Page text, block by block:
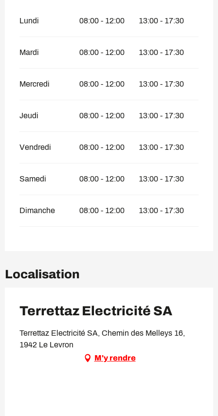
Lundi 08:00 - 12:00 13:00 - 17:30
Mardi 08:00 - 12:00 13:00 - 17:30
Mercredi 08:00 - 12:00 13:00 - 17:30
Jeudi 08:00 - 12:00 13:00 - 17:30
Vendredi 08:00 - 12:00 13:00 - 17:30
Samedi 08:00 - 12:00 13:00 - 17:30
Dimanche 08:00 - 12:00 13:00 - 17:30
Localisation
Terrettaz Electricité SA
Terrettaz Electricité SA, Chemin des Melleys 16,
1942 Le Levron
M'y rendre